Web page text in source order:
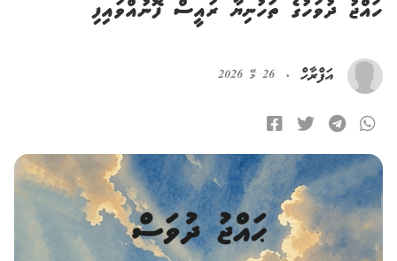
ހައްޖު ދުވަހުގެ ތަހުނިޔާ ރައީސް ފޮނުއްވައިފި
އަފްރާހް · 26 މޭ 2026